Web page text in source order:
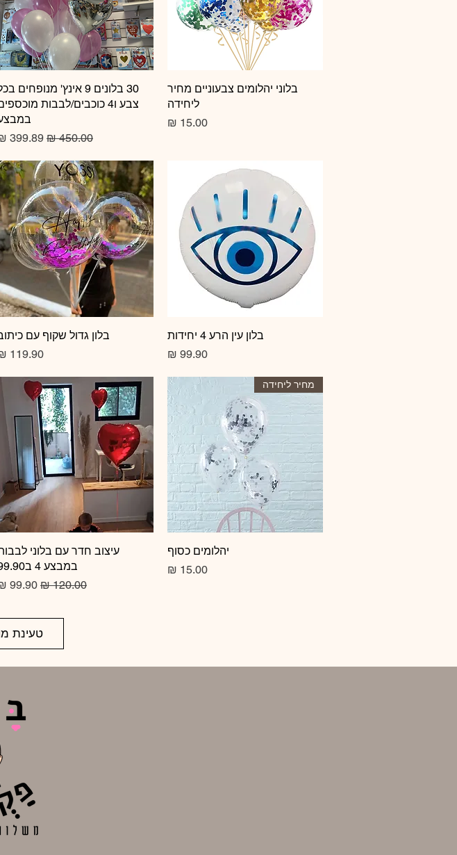
תצוגה מהירה
בלוני יהלומים צבעוניים מחיר
ליחידה
מחיר‏15.00 ‏₪
תצוגה מהירה
30 בלונים 9 אינץ' מנופחים
צבע ו4 כוכבים/לבבות
מחיר רגיל מחיר
תצוגה מהירה
בלון עין הרע 4 יחידות
מחיר‏99.90 ‏₪
תצוגה מהירה
בלון גדול שקוף עם
מחיר
תצוגה מהירה
מחיר ליחידה
יהלומים כסוף
מחיר‏15.00 ‏₪
תצוגה מהירה
עיצוב חדר עם בלוני
במבצע 4 ב99.90
מחיר רגיל מחיר
טעינת